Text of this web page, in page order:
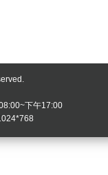
下午17:00